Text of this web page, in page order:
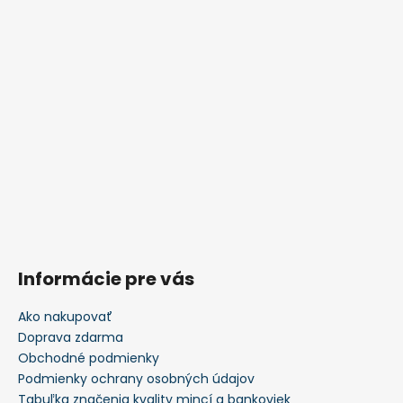
Informácie pre vás
Ako nakupovať
Doprava zdarma
Obchodné podmienky
Podmienky ochrany osobných údajov